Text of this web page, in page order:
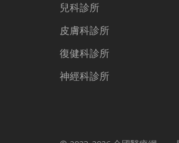
兒科診所
皮膚科診所
復健科診所
神經科診所